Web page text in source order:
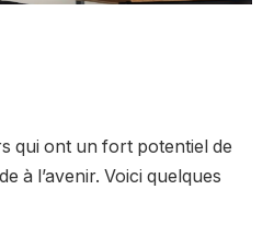
qui ont un fort potentiel de
à l’avenir. Voici quelques